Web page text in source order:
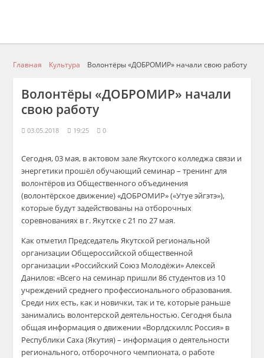
Главная Культура Волонтёры «ДОБРОМИР» начали свою работу
Волонтёры «ДОБРОМИР» начали
свою работу
03.05.2018 19:25 0
Сегодня, 03 мая, в актовом зале Якутского колледжа связи и
энергетики прошёл обучающий семинар– тренинг для
волонтёров изОбщественного объединения
(волонтёрское движение) «ДОБРОМИР» («Утуеэйгэтэ»),
которые будут задействованы на отборочных
соревнованиях в г. Якутске с 21 по 27 мая.
Как отметил Председатель Якутской региональной
организации Общероссийской общественной
организации «Российский Союз Молодёжи»Алексей
Данилов: «Всего на семинар пришли 86 студентов из 10
учреждений среднего профессионального образования.
Среди них есть, как и новички, так и те, которые раньше
занимались волонтерской деятельностью. Сегоднябыла
общая информация о движении«Ворлдскиллс Россия» в
Республики Саха (Якутия) – информация о деятельности
регионального, отборочного чемпионата,о работе